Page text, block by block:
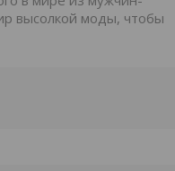
высолкой моды, чтобы